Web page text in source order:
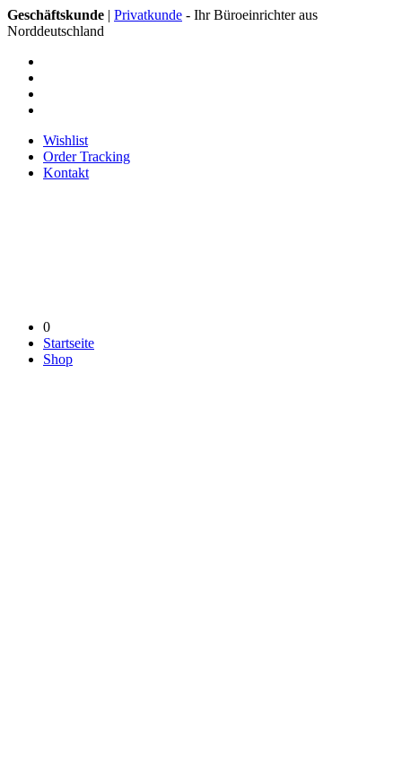
Geschäftskunde | Privatkunde - Ihr Büroeinrichter aus
Norddeutschland
Wishlist
Order Tracking
Kontakt
0
Startseite
Shop